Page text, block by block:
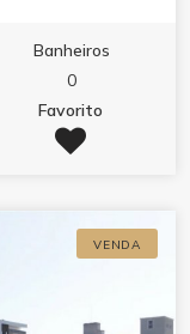
Banheiros
0
Favorito
VENDA